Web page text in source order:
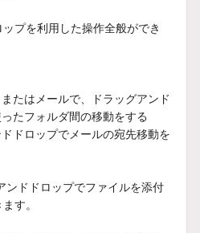
ップを利用した操作全般ができ
またはメールで、ドラッグアンド
ったフォルダ間の移動をする
ドドロップでメールの宛先移動を
ンドドロップでファイルを添付
す。